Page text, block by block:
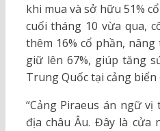
khi mua và sở hữu 51%
cuối tháng 10 vừa qua,
thêm 16% cổ phần,
giữ lên 67%, giúp tăng
Trung Quốc tại cảng biển
“Cảng Piraeus án ngữ
địa châu Âu. Đây là